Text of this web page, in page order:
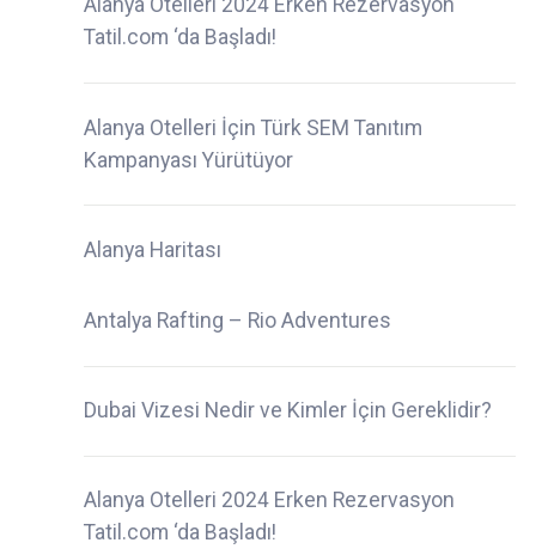
Alanya Otelleri 2024 Erken Rezervasyon
Tatil.com ‘da Başladı!
Alanya Otelleri İçin Türk SEM Tanıtım
Kampanyası Yürütüyor
Alanya Haritası
Antalya Rafting – Rio Adventures
Dubai Vizesi Nedir ve Kimler İçin Gereklidir?
Alanya Otelleri 2024 Erken Rezervasyon
Tatil.com ‘da Başladı!